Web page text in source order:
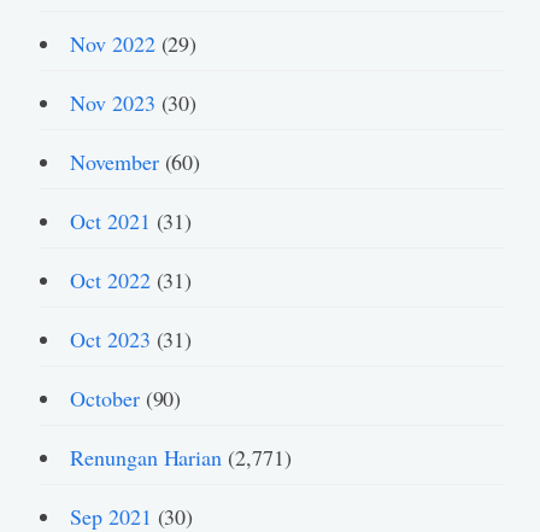
Nov 2022(29)
Nov 2023 (30)
November(60)
Oct 2021 (31)
Oct 2022(31)
Oct 2023 (31)
October(90)
Renungan Harian (2,771)
Sep 2021 (30)